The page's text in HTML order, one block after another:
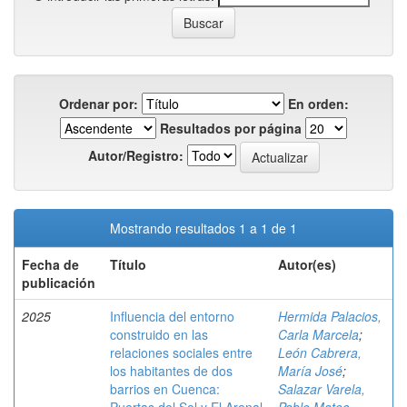
Ordenar por:
En orden:
Resultados por página
Autor/Registro:
Mostrando resultados 1 a 1 de 1
Fecha de
publicación
Título Autor(es)
2025
Influencia del entorno
construido en las
relaciones sociales entre
los habitantes de dos
barrios en Cuenca:
Hermida Palacios,
Carla Marcela;
León Cabrera,
María José;
Salazar Varela,